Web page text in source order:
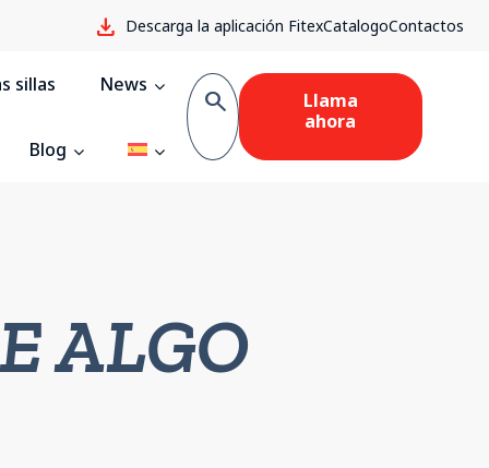
download Descarga la aplicación FitexCatalogoContactos
sillas News
Blog
search
Llama
ahora
ALGO